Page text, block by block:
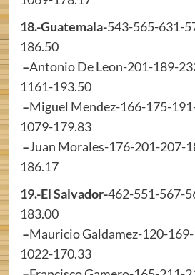
18.-Guatemala-543-565-631-
186.50
–Antonio De Leon-201-189-
1161-193.50
–Miguel Mendez-166-175-
1079-179.83
–Juan Morales-176-201-207-
186.17
19.-El Salvador-462-551-567-
183.00
–Mauricio Galdamez-120-
1022-170.33